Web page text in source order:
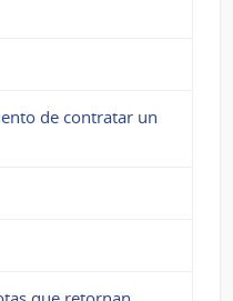
de contratar un